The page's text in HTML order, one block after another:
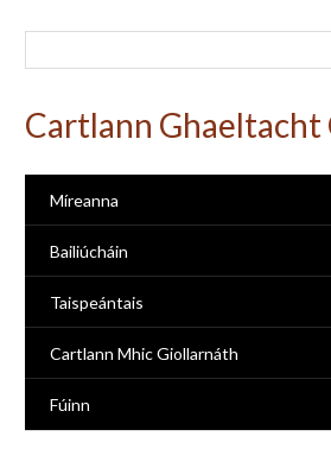
Cartlann Ghaeltacht
Míreanna
Bailiúcháin
Taispeántais
Cartlann Mhic Giollarnáth
Fúinn